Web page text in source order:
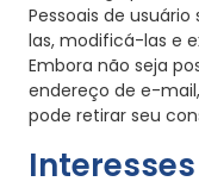
Pessoais de
las, modificá-las e
Embora não seja
endereço de e-
pode retirar seu